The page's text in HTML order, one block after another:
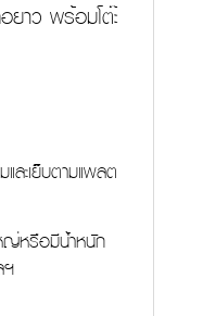
อยาว พร้อมโต๊ะ
ละเย็บตามแพลต
หญ่หรือมีน้ำหนัก
ฯ